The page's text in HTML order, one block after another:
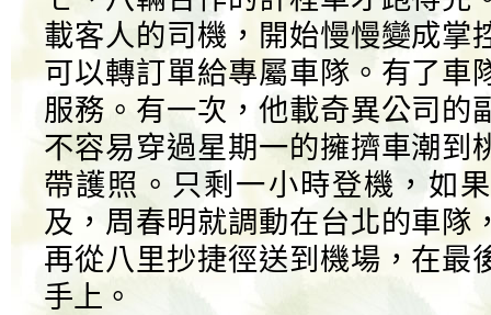
載客人的司機，開始慢慢變成掌
可以轉訂單給專屬車隊。有了車
服務。有一次，他載奇異公司的
不容易穿過星期一的擁擠車潮到
帶護照。只剩一小時登機，如
及，周春明就調動在台北的車隊
再從八里抄捷徑送到機場，在最
手上。